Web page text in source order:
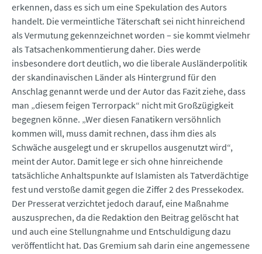
erkennen, dass es sich um eine Spekulation des Autors
handelt. Die vermeintliche Täterschaft sei nicht hinreichend
als Vermutung gekennzeichnet worden – sie kommt vielmehr
als Tatsachenkommentierung daher. Dies werde
insbesondere dort deutlich, wo die liberale Ausländerpolitik
der skandinavischen Länder als Hintergrund für den
Anschlag genannt werde und der Autor das Fazit ziehe, dass
man „diesem feigen Terrorpack“ nicht mit Großzügigkeit
begegnen könne. „Wer diesen Fanatikern versöhnlich
kommen will, muss damit rechnen, dass ihm dies als
Schwäche ausgelegt und er skrupellos ausgenutzt wird“,
meint der Autor. Damit lege er sich ohne hinreichende
tatsächliche Anhaltspunkte auf Islamisten als Tatverdächtige
fest und verstoße damit gegen die Ziffer 2 des Pressekodex.
Der Presse­rat verzichtet jedoch darauf, eine Maßnahme
auszusprechen, da die Redaktion den Beitrag gelöscht hat
und auch eine Stellungnahme und Entschuldigung dazu
veröffentlicht hat. Das Gremium sah darin eine angemessene